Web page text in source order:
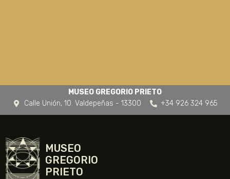
MUSEO GREGORIO PRIETO
Calle Unión, 10. Valdepeñas - 13300
+34 926 324 965
MUSEO
GREGORIO
PRIETO